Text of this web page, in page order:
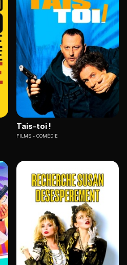
Tais-toi !
FILMS COMÉDIE